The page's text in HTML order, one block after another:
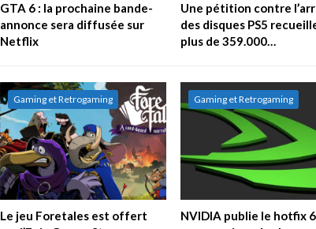
GTA 6 : la prochaine bande-
annonce sera diffusée sur
Netflix
Une pétition contre
des disques PS5
plus de 359.000…
Gaming et Retrogaming
Le jeu Foretales est offert
Gaming et Retrogaming
NVIDIA publie le hotfix